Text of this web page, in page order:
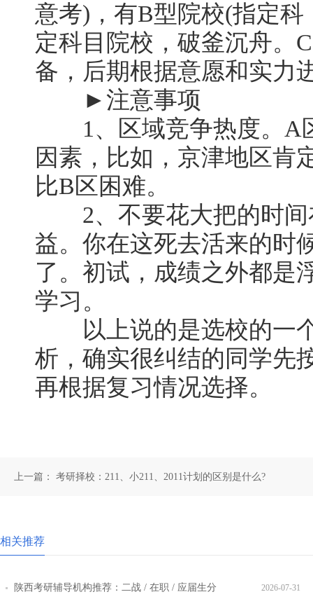
意考)，有B型院校(指定
定科目院校，破釜沉舟。
备，后期根据意愿和实力
►注意事项
1、区域竞争热度。A
因素，比如，京津地区肯
比B区困难。
2、不要花大把的时间
益。你在这死去活来的时
了。初试，成绩之外都是
学习。
以上说的是选校的一
析，确实很纠结的同学先
再根据复习情况选择。
上一篇： 考研择校：211、小211、2011计划的区别是什么?
相关推荐
陕西考研辅导机构推荐：二战 / 在职 / 应届生分 2026-07-31